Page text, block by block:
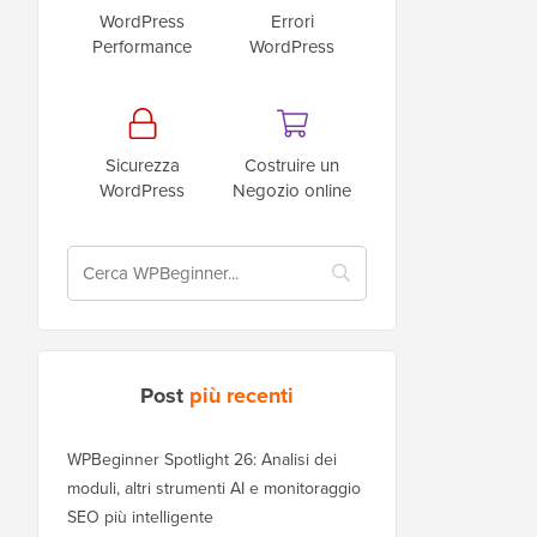
WordPress
Performance
Errori
WordPress
Sicurezza
WordPress
Costruire un
Negozio online
Post più recenti
WPBeginner Spotlight 26: Analisi dei
moduli, altri strumenti AI e monitoraggio
SEO più intelligente